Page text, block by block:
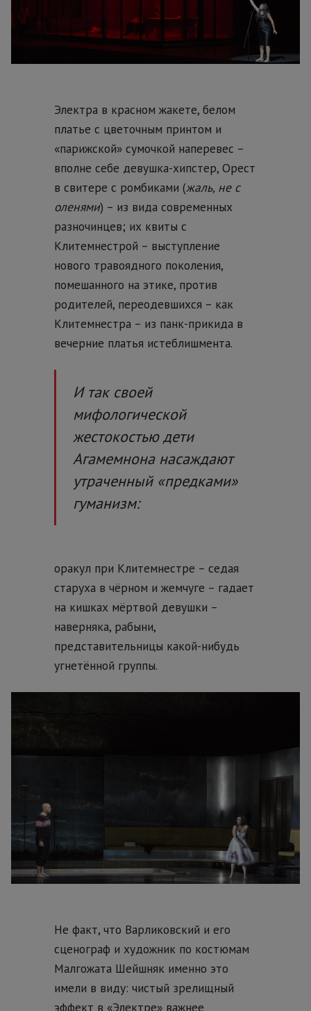
Электра в красном жакете, белом
платье с цветочным принтом и
«парижской» сумочкой наперевес –
вполне себе девушка-хипстер, Орест
в свитере с ромбиками (жаль, не с
оленями) – из вида современных
разночинцев; их квиты с
Клитемнестрой – выступление
нового травоядного поколения,
помешанного на этике, против
родителей, переодевшихся – как
Клитемнестра – из панк-прикида в
вечерние платья истеблишмента.
И так своей
мифологической
жестокостью дети
Агамемнона насаждают
утраченный «предками»
гуманизм:
оракул при Клитемнестре – седая
старуха в чёрном и жемчуге – гадает
на кишках мёртвой девушки –
наверняка, рабыни,
представительницы какой-нибудь
угнетённой группы.
Не факт, что Варликовский и его
сценограф и художник по костюмам
Малгожата Шейшняк именно это
имели в виду: чистый зрелищный
эффект в «Электре» важнее